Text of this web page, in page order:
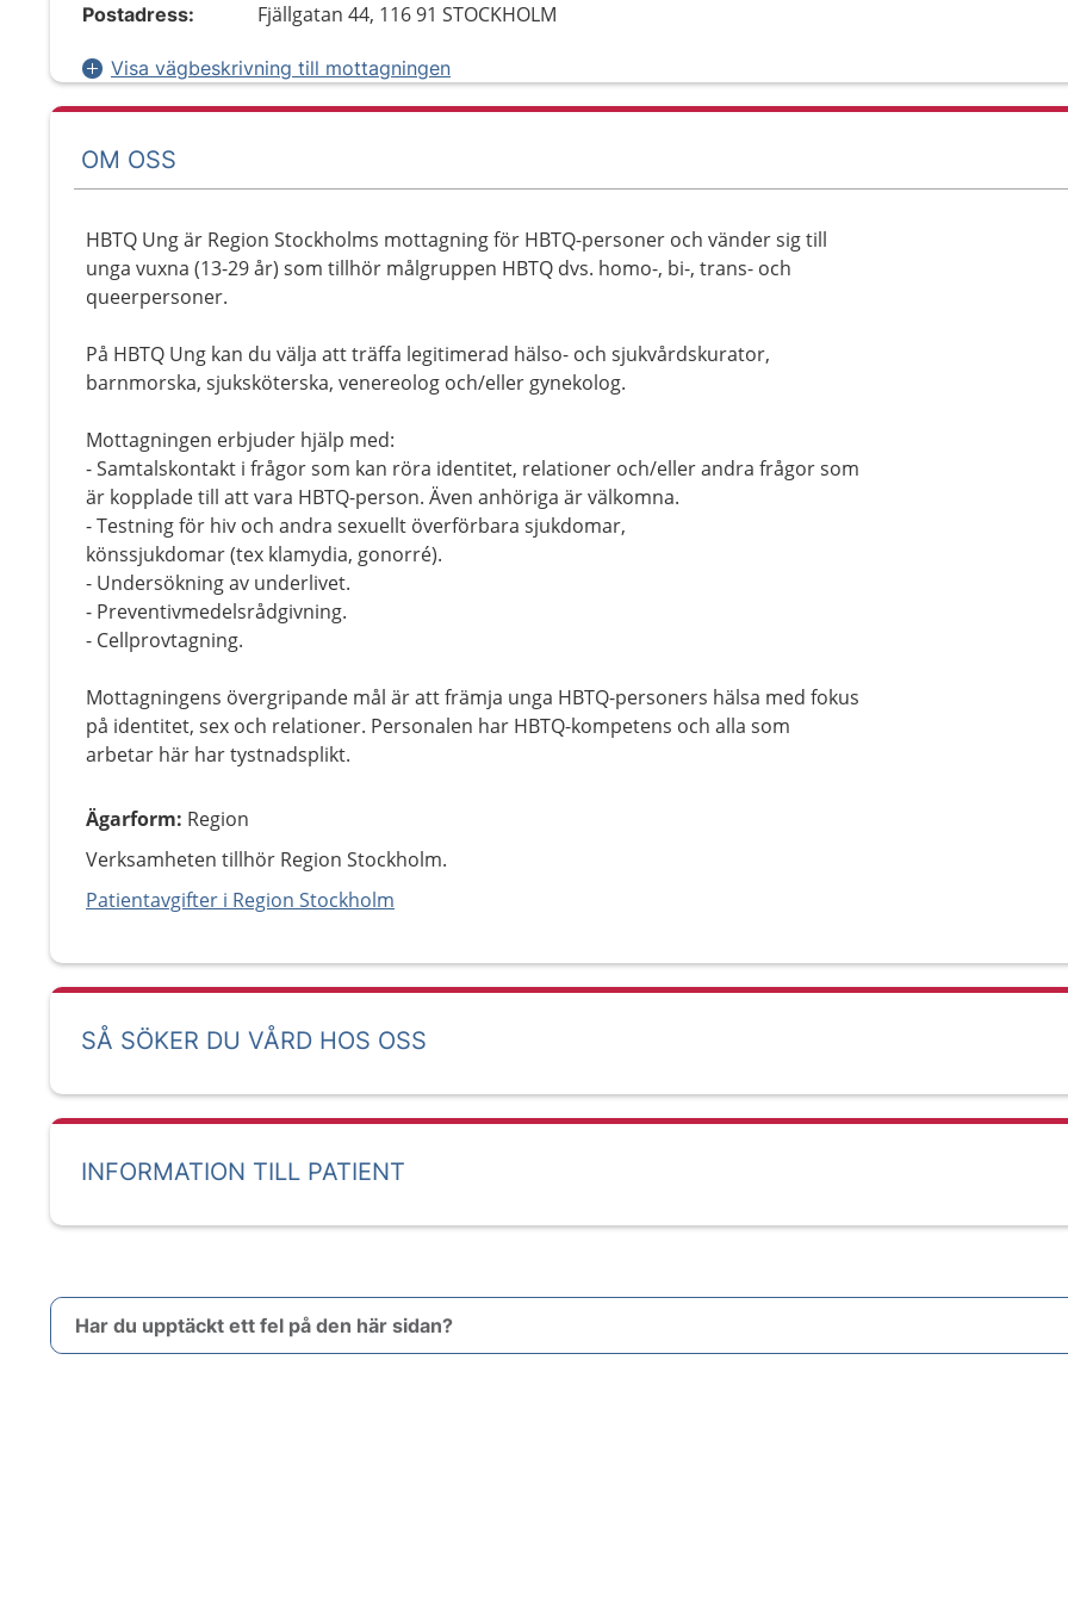
Postadress: Fjällgatan 44, 116 91 STOCKHOLM
Visa vägbeskrivning till mottagningen
OM OSS
HBTQ Ung är Region Stockholms mottagning för HBTQ-personer och vänder sig till
unga vuxna (13-29 år) som tillhör målgruppen HBTQ dvs. homo-, bi-, trans- och
queerpersoner.
På HBTQ Ung kan du välja att träffa legitimerad hälso- och sjukvårdskurator,
barnmorska, sjuksköterska, venereolog och/eller gynekolog.
Mottagningen erbjuder hjälp med:
- Samtalskontakt i frågor som kan röra identitet, relationer och/eller andra frågor som
är kopplade till att vara HBTQ-person. Även anhöriga är välkomna.
- Testning för hiv och andra sexuellt överförbara sjukdomar,
könssjukdomar (tex klamydia, gonorré).
- Undersökning av underlivet.
- Preventivmedelsrådgivning.
- Cellprovtagning.
Mottagningens övergripande mål är att främja unga HBTQ-personers hälsa med fokus
på identitet, sex och relationer. Personalen har HBTQ-kompetens och alla som
arbetar här har tystnadsplikt.
Ägarform: Region
Verksamheten tillhör Region Stockholm.
Patientavgifter i Region Stockholm
SÅ SÖKER DU VÅRD HOS OSS
INFORMATION TILL PATIENT
Har du upptäckt ett fel på den här sidan?